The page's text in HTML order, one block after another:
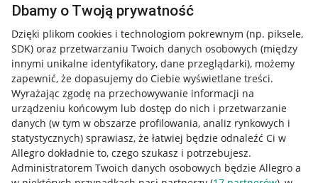
Dbamy o Twoją prywatność
Dzięki plikom cookies i technologiom pokrewnym (np. piksele,
SDK) oraz przetwarzaniu Twoich danych osobowych (między
innymi unikalne identyfikatory, dane przeglądarki), możemy
zapewnić, że dopasujemy do Ciebie wyświetlane treści.
Wyrażając zgodę na przechowywanie informacji na
urządzeniu końcowym lub dostęp do nich i przetwarzanie
danych (w tym w obszarze profilowania, analiz rynkowych i
statystycznych) sprawiasz, że łatwiej będzie odnaleźć Ci w
Allegro dokładnie to, czego szukasz i potrzebujesz.
Administratorem Twoich danych osobowych będzie Allegro a